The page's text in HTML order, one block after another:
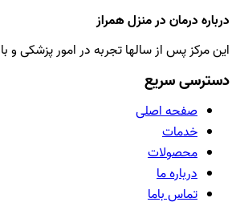
درباره درمان در منزل همراز
این مرکز پس از سالها تجربه در امور پزشکی
دسترسی سریع
صفحه اصلی
خدمات
محصولات
درباره ما
تماس باما